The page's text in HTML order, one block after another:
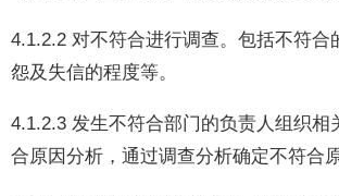
4.1.2.2 对不符合进行调查。包括不符合
怨及失信的程度等。
4.1.2.3 发生不符合部门的负责人组织相
合原因分析，通过调查分析确定不符合